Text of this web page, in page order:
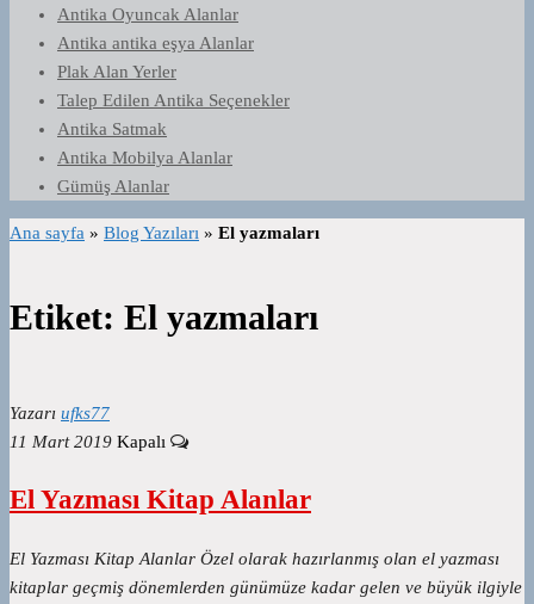
Antika Oyuncak Alanlar
Antika antika eşya Alanlar
Plak Alan Yerler
Talep Edilen Antika Seçenekler
Antika Satmak
Antika Mobilya Alanlar
Gümüş Alanlar
Ana sayfa » Blog Yazıları » El yazmaları
Etiket: El yazmaları
Yazarı ufks77
11 Mart 2019 Kapalı
El Yazması Kitap Alanlar
El Yazması Kitap Alanlar Özel olarak hazırlanmış olan el yazması
kitaplar geçmiş dönemlerden günümüze kadar gelen ve büyük ilgiyle